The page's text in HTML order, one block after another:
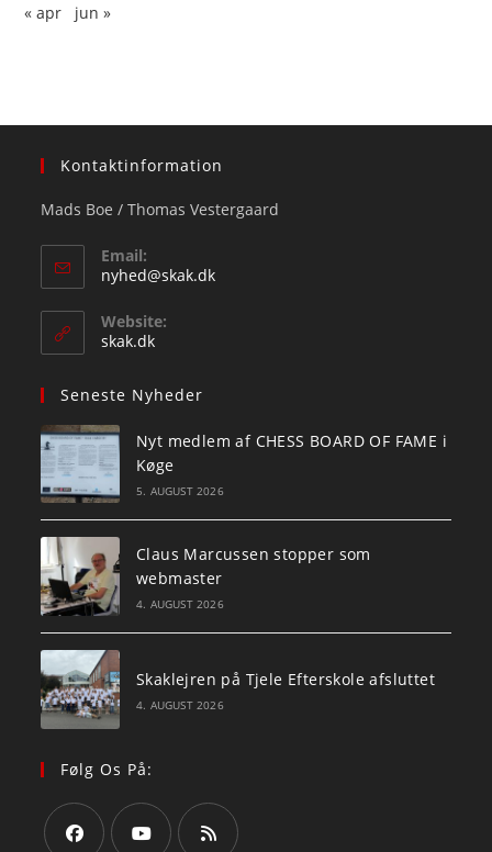
« apr jun »
Kontaktinformation
Mads Boe / Thomas Vestergaard
Email:
nyhed@skak.dkOpens
Website:
skak.dk
Seneste Nyheder
Nyt medlem af CHESS BOARD OF FAME i
Køge
5. AUGUST 2026
Claus Marcussen stopper som
webmaster
4. AUGUST 2026
Skaklejren på Tjele Efterskole afsluttet
4. AUGUST 2026
Følg Os På: